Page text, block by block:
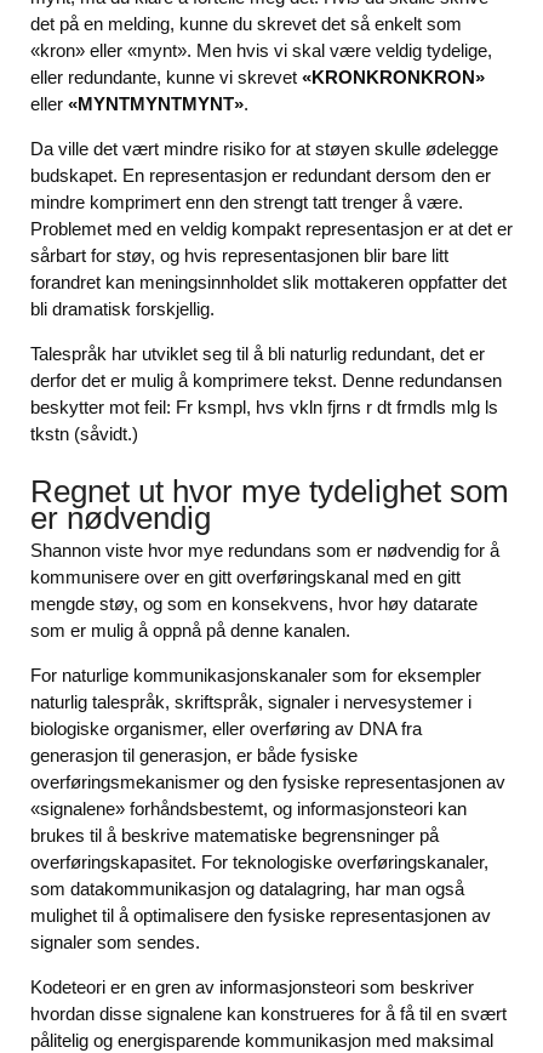
det på en melding, kunne du skrevet det så enkelt som
«kron» eller «mynt». Men hvis vi skal være veldig tydelige,
eller redundante, kunne vi skrevet «KRONKRONKRON»
eller «MYNTMYNTMYNT».
Da ville det vært mindre risiko for at støyen skulle ødelegge
budskapet. En representasjon er redundant dersom den er
mindre komprimert enn den strengt tatt trenger å være.
Problemet med en veldig kompakt representasjon er at det er
sårbart for støy, og hvis representasjonen blir bare litt
forandret kan meningsinnholdet slik mottakeren oppfatter det
bli dramatisk forskjellig.
Talespråk har utviklet seg til å bli naturlig redundant, det er
derfor det er mulig å komprimere tekst. Denne redundansen
beskytter mot feil: Fr ksmpl, hvs vkln fjrns r dt frmdls mlg ls
tkstn (såvidt.)
Regnet ut hvor mye tydelighet som
er nødvendig
Shannon viste hvor mye redundans som er nødvendig for å
kommunisere over en gitt overføringskanal med en gitt
mengde støy, og som en konsekvens, hvor høy datarate
som er mulig å oppnå på denne kanalen.
For naturlige kommunikasjonskanaler som for eksempler
naturlig talespråk, skriftspråk, signaler i nervesystemer i
biologiske organismer, eller overføring av DNA fra
generasjon til generasjon, er både fysiske
overføringsmekanismer og den fysiske representasjonen av
«signalene» forhåndsbestemt, og informasjonsteori kan
brukes til å beskrive matematiske begrensninger på
overføringskapasitet. For teknologiske overføringskanaler,
som datakommunikasjon og datalagring, har man også
mulighet til å optimalisere den fysiske representasjonen av
signaler som sendes.
Kodeteori er en gren av informasjonsteori som beskriver
hvordan disse signalene kan konstrueres for å få til en svært
pålitelig og energisparende kommunikasjon med maksimal